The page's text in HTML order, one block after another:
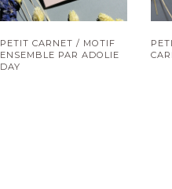
PETIT CARNET / MOTIF
ENSEMBLE PAR ADOLIE
DAY